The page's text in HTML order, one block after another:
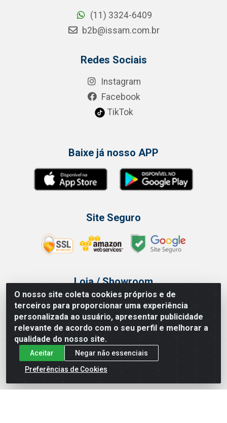
O nosso site coleta cookies próprios e de
terceiros para proporcionar uma experiência
personalizada ao usuário, apresentar publicidade
relevante de acordo com o seu perfil e melhorar a
qualidade do nosso site.
Aceitar
Negar não essenciais
Preferências de Cookies
(11) 3324-6409
b2b@issam.com.br
Redes Sociais
Instagram
Facebook
TikTok
Baixe já nosso APP
Site Seguro
Loja / Showroom
Tel.: (11) 3314 6400
Av Vautier, 468 - Pari - São Paulo/SP
Issam Importação e Exportação LTDA - Av. Vautier, 468 - Pari, São
Paulo/ SP - CEP 03032-000 - CNPJ 00.327.385/0003-68